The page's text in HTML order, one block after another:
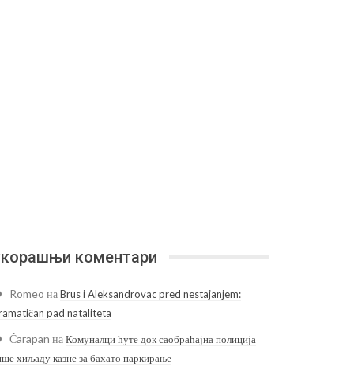
коментари
Romeo наBrus i Aleksandrovac pred nestajanjem:
pad nataliteta
Čarapan наКомуналци ћуте док саобраћајна полиција
хиљаду казне за бахато паркирање